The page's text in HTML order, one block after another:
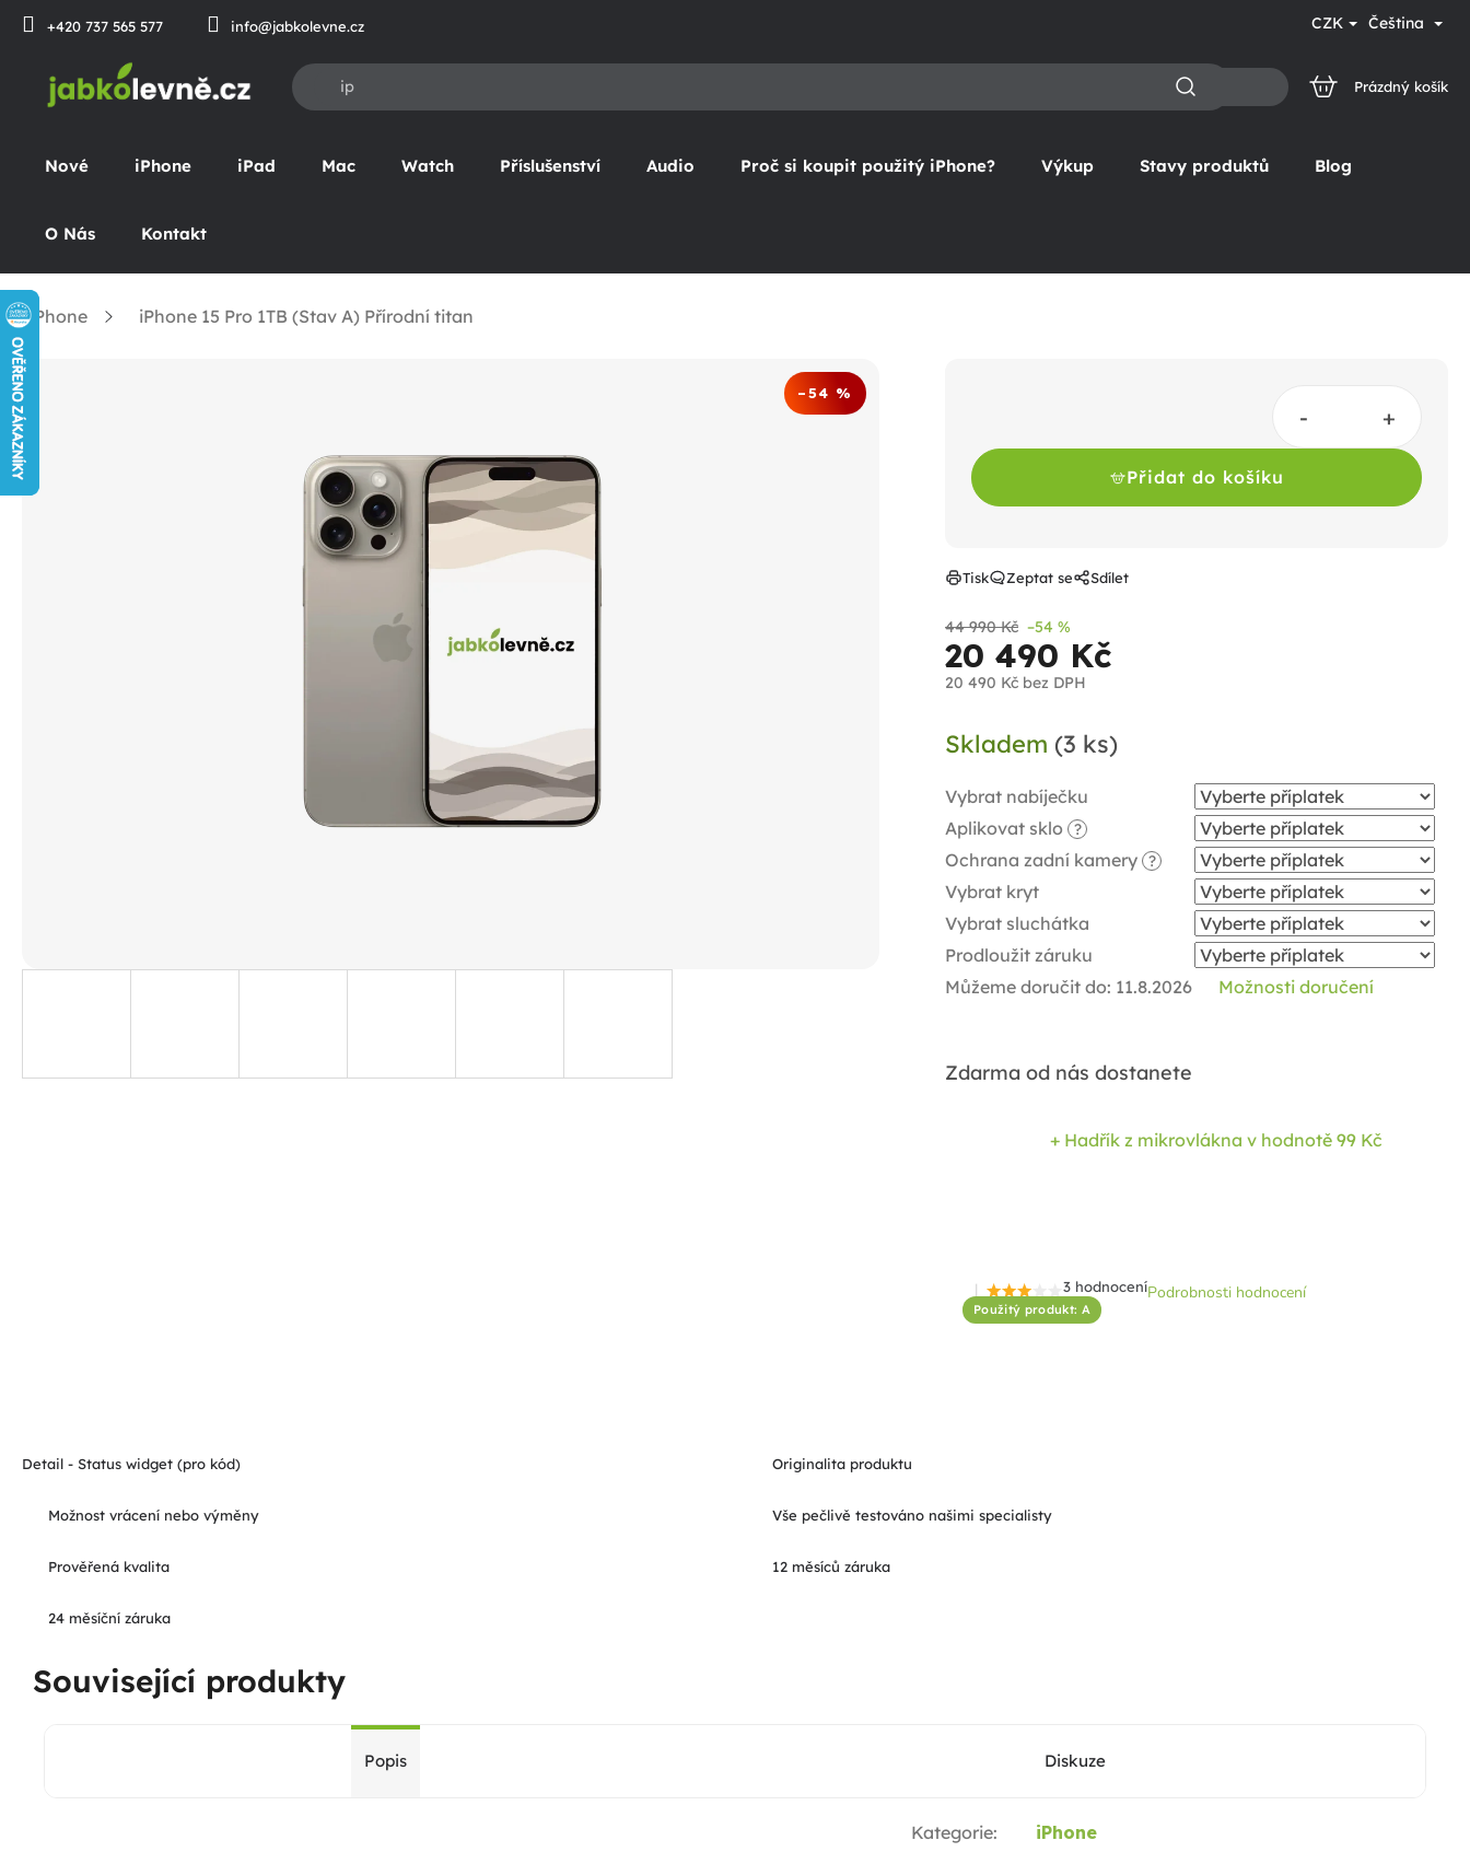
Přejít
+420 737 565 577 info@jabkolevne.cz CZK Čeština
NÁKUPNÍ
Prázdný košík
Nové iPhone iPad Mac Watch Příslušenství Audio Proč si koupit použitý iPhone? Výkup Stavy produktů Blog
O Nás Kontakt
iPhone iPhone 15 Pro 1TB (Stav A) Přírodní titan
Použitý produkt: A
Průměrné
hodnocení
3 hodnoceníPodrobnosti hodnocení
–54 %
44 990 Kč –54 %
20 490 Kč
20 490 Kč bez DPH
cena:
Skladem (3 ks)
Vybrat nabíječku
Aplikovat sklo
?
Ochrana zadní kamery ?
Vybrat kryt
Vybrat sluchátka
Prodloužit záruku
Můžeme doručit do: 11.8.2026 Možnosti doručení
Přidat do košíku
Zdarma od nás dostanete
+ Hadřík z mikrovlákna v hodnotě 99 Kč
Tisk Zeptat se Sdílet
Detail - Status widget (pro kód) Originalita produktu
Možnost vrácení nebo výměny Vše pečlivě testováno našimi specialisty
Prověřená kvalita 12 měsíců záruka
24 měsíční záruka
Související produkty
Popis Diskuze
Kategorie:
iPhone